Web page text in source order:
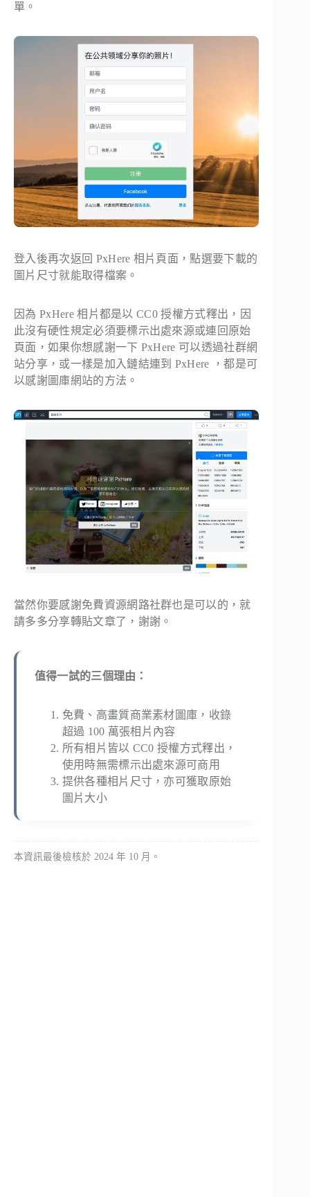
單。
登入後再次返回 PxHere 相片頁面，點選要下載的
圖片尺寸就能取得檔案。
因為 PxHere 相片都是以 CC0 授權方式釋出，因
此沒有硬性規定必須要標示出處來源或連回原始
頁面，如果你想感謝一下 PxHere 可以透過社群網
站分享，或一樣是加入鏈結連到 PxHere ，都是可
以感謝圖庫網站的方法。
當然你要感謝免費資源網路社群也是可以的，就
請多多分享轉貼文章了，謝謝。
值得一試的三個理由：
免費、高畫質商業素材圖庫，收錄
超過 100 萬張相片內容
所有相片皆以 CC0 授權方式釋出，
使用時無需標示出處來源可商用
提供各種相片尺寸，亦可獲取原始
圖片大小
本資訊最後檢核於 2024 年 10 月。